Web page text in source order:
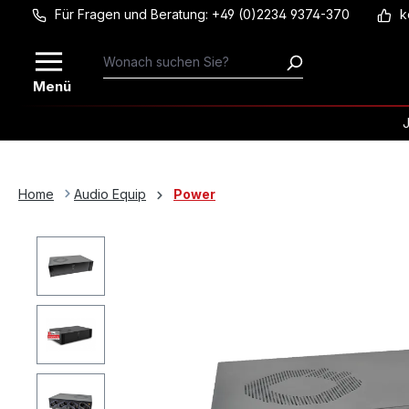
Zum Hauptinhalt springen
Für Fragen und Beratung: +49 (0)2234 9374-370
Menü
Home Audio Equip Power